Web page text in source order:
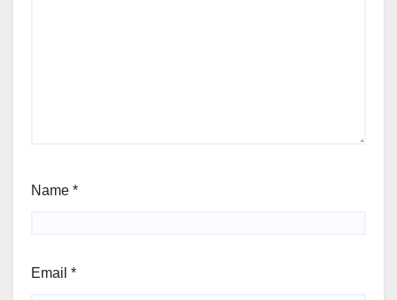
Name *
Email *